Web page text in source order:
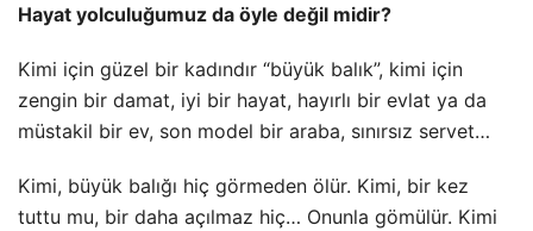
Hayat yolculuğumuz da öyle değil midir?
Kimi için güzel bir kadındır “büyük balık”, kimi için
zengin bir damat, iyi bir hayat, hayırlı bir evlat ya da
müstakil bir ev, son model bir araba, sınırsız servet…
Kimi, büyük balığı hiç görmeden ölür. Kimi, bir kez
tuttu mu, bir daha açılmaz hiç… Onunla gömülür. Kimi